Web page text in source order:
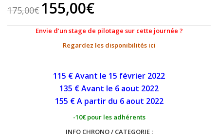
175,00€ 155,00€
Envie d’un stage de pilotage sur cette journée ?
Regardez les disponibilités ici
115 € Avant le 15 février 2022
135 € Avant le 6 aout 2022
155 € A partir du 6 aout 2022
-10€ pour les adhérents
INFO CHRONO / CATEGORIE :